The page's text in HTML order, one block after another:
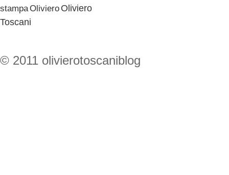
stampaOliviero Oliviero
Toscani
© 2011 olivierotoscaniblog